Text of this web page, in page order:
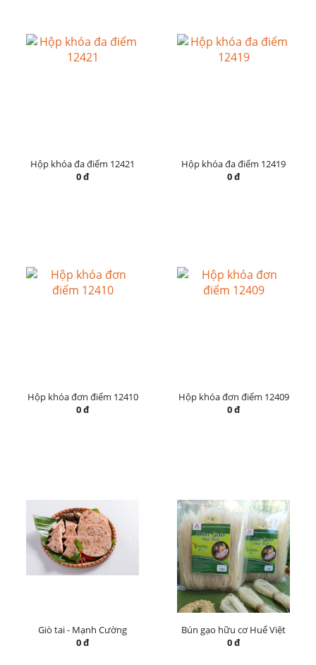
Hộp khóa đa điểm 12421
0 đ
Hộp khóa đa điểm 12419
0 đ
Hộp khóa đơn điểm 12410
0 đ
Hộp khóa đơn điểm 12409
0 đ
Giò tai - Mạnh Cường
0 đ
Bún gạo hữu cơ Huế Việt
0 đ